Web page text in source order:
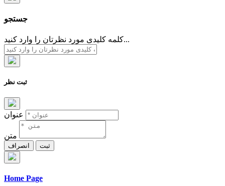
جستجو
کلمه کلیدی مورد نظرتان را وارد کنید...
ثبت نظر
عنوان
متن
انصراف ثبت
Home Page